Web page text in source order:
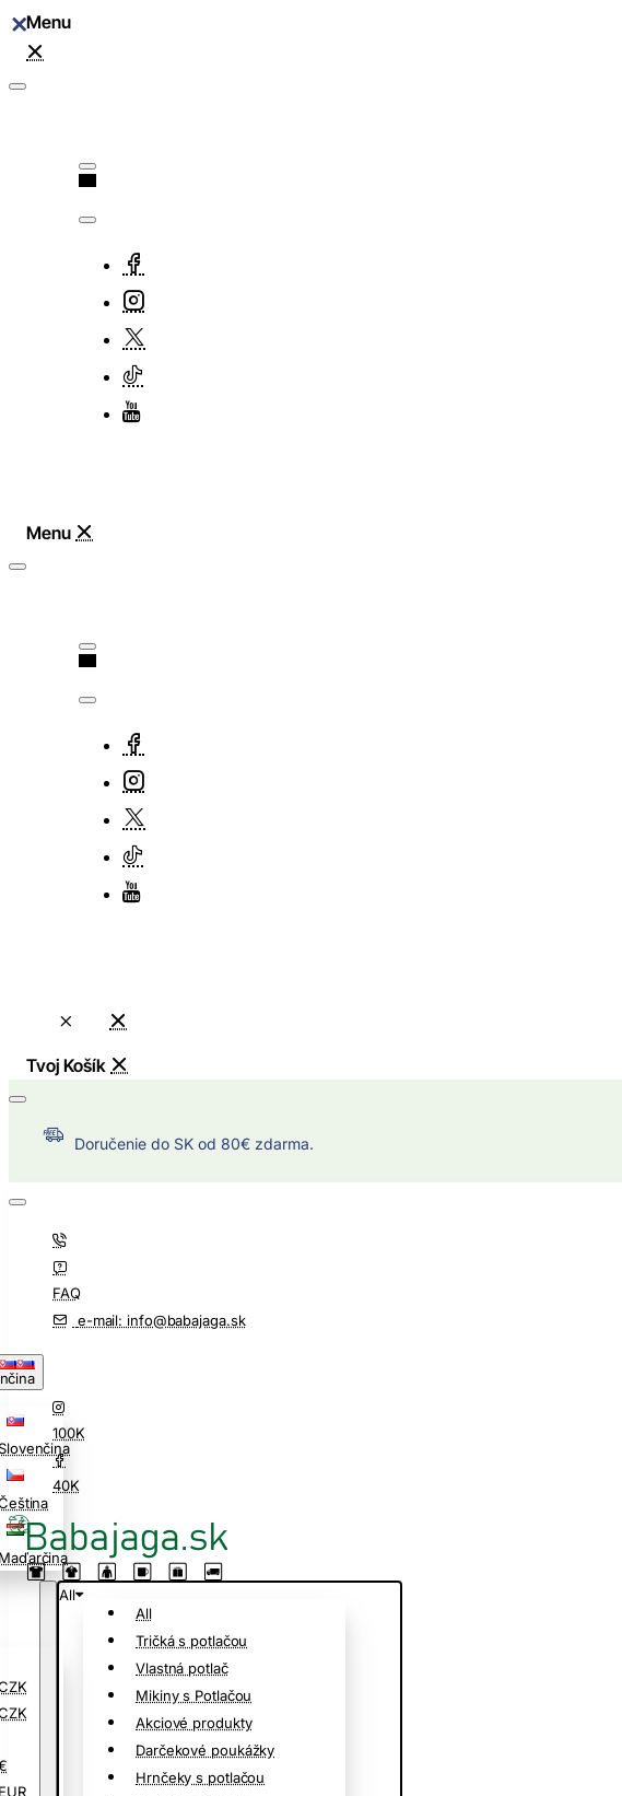
Doručenie do SK od 80€ zdarma.
FAQ
e-mail: info@babajaga.sk
100K
40K
All
All
Tričká s potlačou
Vlastná potlač
Mikiny s Potlačou
Akciové produkty
Darčekové poukážky
Hrnčeky s potlačou